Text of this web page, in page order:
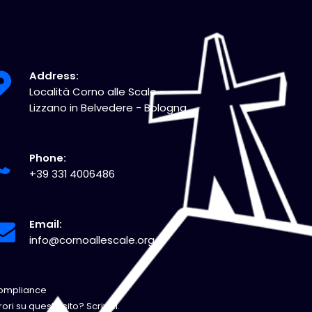
Address:
Località Corno alle Scale -
Lizzano in Belvedere - Bologna
Phone:
+39 331 4006486
Email:
info@cornoallescale.org
su questo sito? Scrivici.